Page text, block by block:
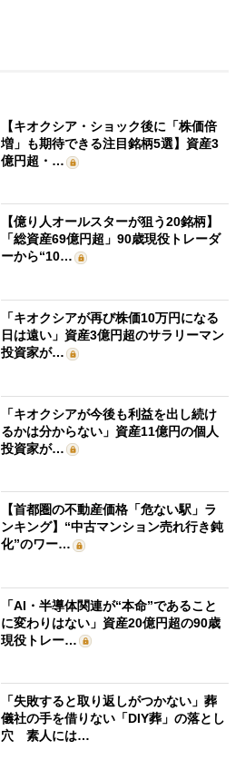
【キオクシア・ショック後に「株価倍
増」も期待できる注目銘柄5選】資産3
億円超・…
【億り人オールスターが狙う20銘柄】
「総資産69億円超」90歳現役トレーダ
ーから“10…
「キオクシアが再び株価10万円になる
日は遠い」資産3億円超のサラリーマン
投資家が…
「キオクシアが今後も利益を出し続け
るかは分からない」資産11億円の個人
投資家が…
【首都圏の不動産価格「危ない駅」ラ
ンキング】“中古マンション売れ行き鈍
化”のワー…
「AI・半導体関連が“本命”であること
に変わりはない」資産20億円超の90歳
現役トレー…
「失敗すると取り返しがつかない」葬
儀社の手を借りない「DIY葬」の落とし
穴 素人には…